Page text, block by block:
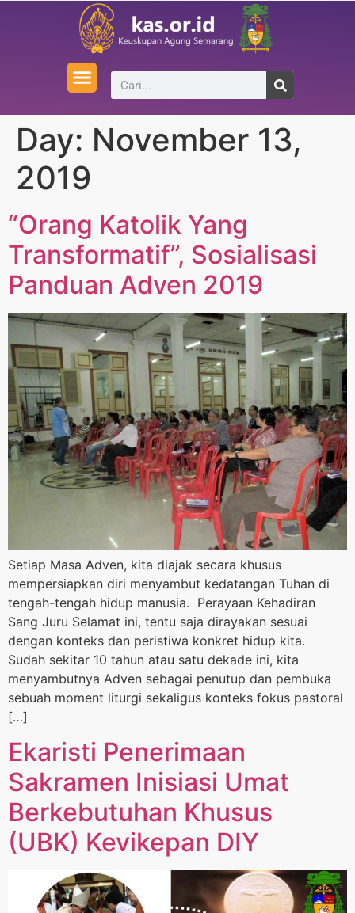
Day: November 13,
2019
“Orang Katolik Yang
Transformatif”, Sosialisasi
Panduan Adven 2019
Setiap Masa Adven, kita diajak secara khusus
mempersiapkan diri menyambut kedatangan Tuhan di
tengah-tengah hidup manusia. Perayaan Kehadiran
Sang Juru Selamat ini, tentu saja dirayakan sesuai
dengan konteks dan peristiwa konkret hidup kita.
Sudah sekitar 10 tahun atau satu dekade ini, kita
menyambutnya Adven sebagai penutup dan pembuka
sebuah moment liturgi sekaligus konteks fokus pastoral
[…]
Ekaristi Penerimaan
Sakramen Inisiasi Umat
Berkebutuhan Khusus
(UBK) Kevikepan DIY